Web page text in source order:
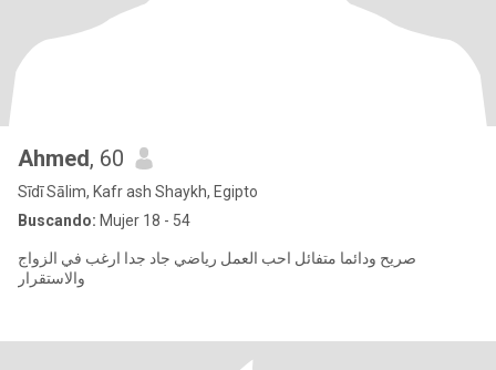
Ahmed, 60
Sīdī Sālim, Kafr ash Shaykh, Egipto
Buscando: Mujer 18 - 54
صريح ودائما متفائل احب العمل رياضي جاد جدا ارغب في الزواج
والاستقرار